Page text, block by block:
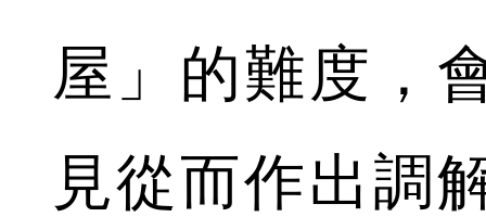
屋」的難度，
見從而作出調